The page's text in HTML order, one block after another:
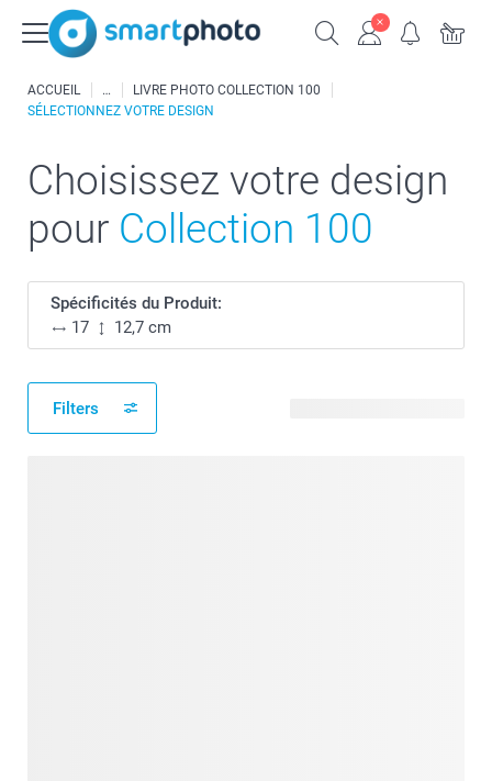
ACCUEIL
LIVRE PHOTO COLLECTION 100
SÉLECTIONNEZ VOTRE DESIGN
Choisissez votre design
pour Collection 100
Spécificités du Produit:
17
12,7 cm
Filters